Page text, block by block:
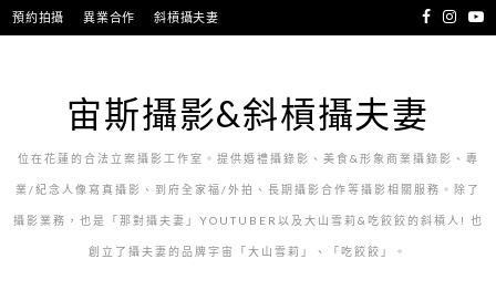
跳
至
預約拍攝 異業合作 斜槓攝夫妻
宙斯攝影&斜槓攝夫妻
位在花蓮的合法立案攝影工作室。提供婚禮攝錄影、美食&形象商業攝錄影、專
業/紀念人像寫真攝影、到府全家福/外拍、長期攝影合作等攝影相關服務。除了
攝影業務，也是「那對攝夫妻」YOUTUBER以及大山雪莉&吃餃餃的斜槓人! 也
創立了攝夫妻的品牌宇宙「大山雪莉」、「吃餃餃」。